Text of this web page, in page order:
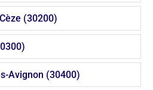
(30200)
Avignon (30400)